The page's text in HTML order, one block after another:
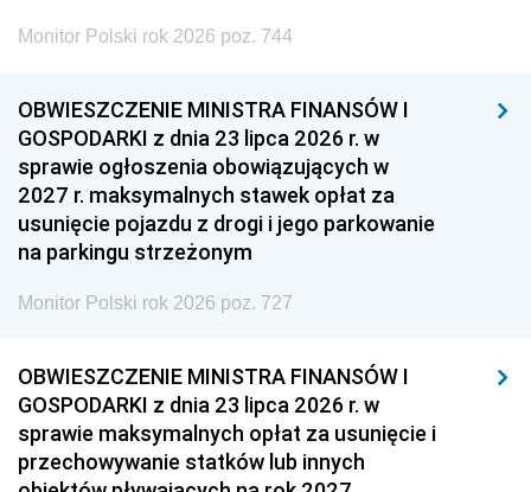
Monitor Polski rok 2026 poz. 744
OBWIESZCZENIE MINISTRA FINANSÓW I
GOSPODARKI z dnia 23 lipca 2026 r. w
sprawie ogłoszenia obowiązujących w
2027 r. maksymalnych stawek opłat za
usunięcie pojazdu z drogi i jego parkowanie
na parkingu strzeżonym
Monitor Polski rok 2026 poz. 727
OBWIESZCZENIE MINISTRA FINANSÓW I
GOSPODARKI z dnia 23 lipca 2026 r. w
sprawie maksymalnych opłat za usunięcie i
przechowywanie statków lub innych